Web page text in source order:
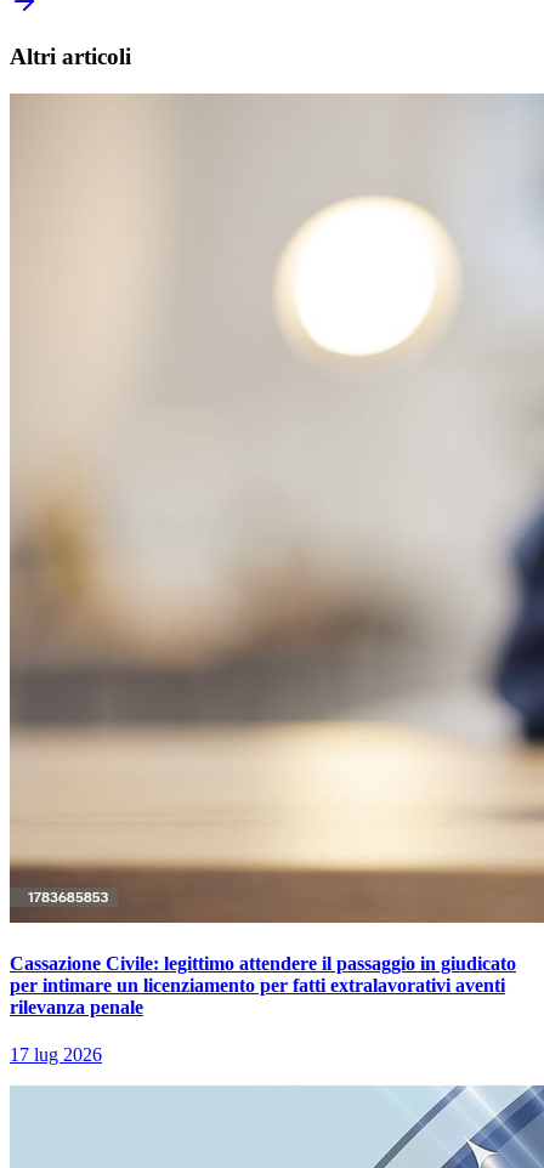
Altri articoli
Cassazione Civile: legittimo attendere il passaggio in giudicato
per intimare un licenziamento per fatti extralavorativi aventi
rilevanza penale
17 lug 2026